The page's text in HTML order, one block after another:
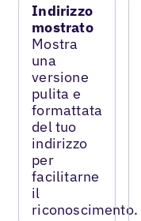
Indirizzo
mostrato
Mostra
una
versione
pulita e
formattata
del tuo
indirizzo
per
facilitarne
il
riconoscimento.